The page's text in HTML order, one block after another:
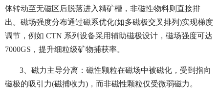
体转动至无磁区后脱落进入精矿槽，非磁性物料则直接排
出。磁场强度分布通过磁系优化(如多磁极交叉排列)实现梯度
调节，例如 CTN 系列设备采用辅助磁极设计，磁场强度可达
7000GS，提升细粒级矿物捕获率。
3、磁力主导分离：磁性颗粒在磁场中被磁化，受到指向
磁极的吸引力(磁捕收力)，而非磁性颗粒仅受微弱磁力。